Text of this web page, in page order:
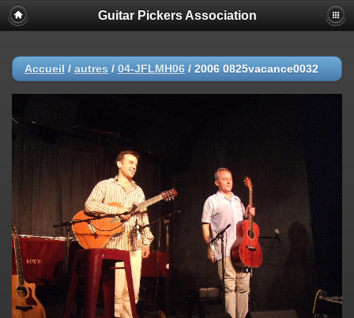
Guitar Pickers Association
Accueil / autres / 04-JFLMH06 / 2006 0825vacance0032